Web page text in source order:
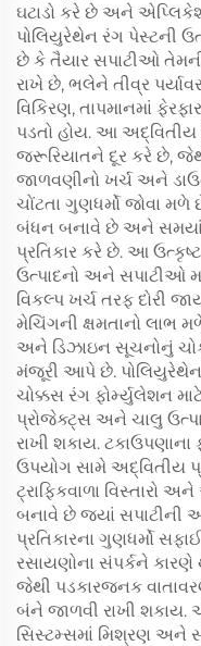
ઘટાડો કરે છે અને
પોલિયુરેથેન રંગ પેસ્ટની
છે કે તૈયાર સપાટીઓ
રાખે છે, ભલેને તીવ્ર
વિકિરણ, તાપમાનમાં
પડતો હોય. આ અદ્વિતીય
જરૂરિયાતને દૂર કરે છે,
જાળવણીનો ખર્ચ અને
ચોંટતા ગુણધર્મો જોવા
બંધન બનાવે છે અને
પ્રતિકાર કરે છે. આ ઉત્કૃષ્ટ
ઉત્પાદનો અને સપાટીઓ
વિકલ્પ ખર્ચ તરફ દોરી
મેચિંગની ક્ષમતાનો લાભ
અને ડિઝાઇન સૂચનોનું
મંજૂરી આપે છે. પોલિયુરેથેન
ચોક્કસ રંગ ફોર્મ્યુલેશન
પ્રોજેક્ટ્સ અને ચાલુ
રાખી શકાય. ટકાઉપણાના
ઉપયોગ સામે અદ્વિતીય
ટ્રાફિકવાળા વિસ્તારો
બનાવે છે જ્યાં સપાટીની
પ્રતિકારના ગુણધર્મો
રસાયણોના સંપર્કને
જેથી પડકારજનક
બંને જાળવી રાખી શકાય.
સિસ્ટમ્સમાં મિશ્રણ અને